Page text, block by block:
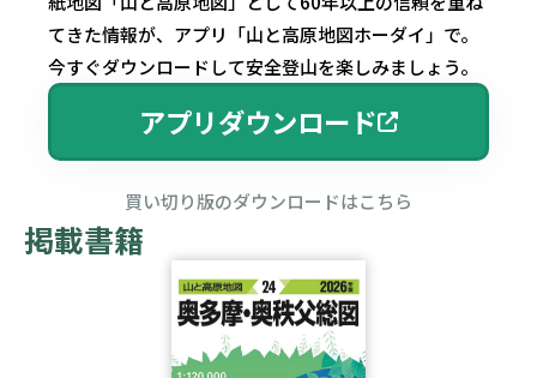
てきた情報が、アプリ「山と高原地図ホーダイ」で。
今すぐダウンロードして安全登山を楽しみましょう。
アプリダウンロード
買い切り版のダウンロードはこちら
掲載書籍